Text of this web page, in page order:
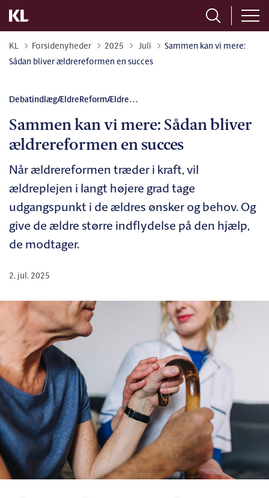
KL Forsidenyheder 2025 Tilbage til
Juli
Sammen kan vi mere:
Sådan bliver ældrereformen en succes
DebatindlægÆldreReformÆldre...
Sammen kan vi mere: Sådan bliver
ældrereformen en succes
Når ældrereformen træder i kraft, vil
ældreplejen i langt højere grad tage
udgangspunkt i de ældres ønsker og behov. Og
give de ældre større indflydelse på den hjælp,
de modtager.
2. jul. 2025